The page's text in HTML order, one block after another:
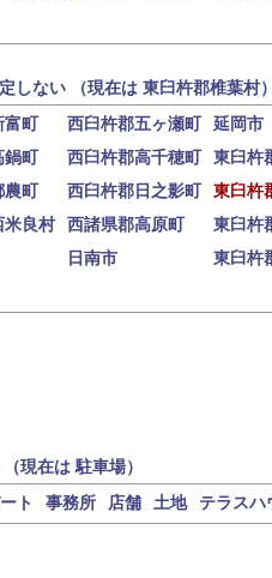
しない （現在は 東臼杵郡椎葉村）
町 西臼杵郡五ヶ瀬町 延岡市
町 西臼杵郡高千穂町 東臼杵
町 西臼杵郡日之影町 東臼杵
米良村 西諸県郡高原町 東臼杵
日南市 東臼杵
現在は 駐車場）
ト 事務所 店舗 土地 テラスハ